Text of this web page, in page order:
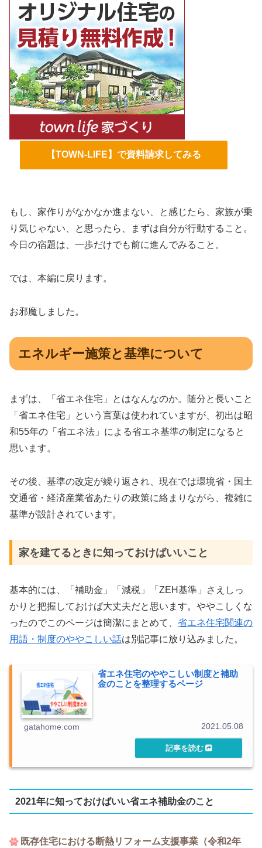
【TOWN-LIFE】で資料請求してみる
もし、家作りがなかなか進まない、と感じたら、家族が乗
り気じゃない、と思ったら、まずは自分が行動すること。
今日の宿題は、一歩だけでも前に進んでみること。
では、本編に戻ります。
お邪魔しました。
エネルギー施策と基準について
まずは、「省エネ住宅」とはなんなのか。随分と長いこと
「省エネ住宅」という言葉は使われていますが、初出は昭
和55年の「省エネ法」による省エネ基準の制定になると
思います。
その後、基準の改定が繰り返され、現在では環境省・国土
交通省・経済産業省あたりの政策に絡まりながら、複雑に
基準が設計されています。
家を建てるときに知っておけばいいこと
基本的には、「補助金」「減税」「ZEH基準」さえしっ
かりと把握しておけば大丈夫だと思います。ややこしくな
ったのでこのページは簡潔にまとめて、 省エネ住宅関連の
用語・制度のややこしい話は別記事に放り込みました。
省エネ住宅のややこしい制度と補助
金のことを整理するページ
gatahome.com 2021.05.08
2021年に知っておけばいい省エネ補助金のこと
既存住宅における断熱リフォーム支援事業（令和2年